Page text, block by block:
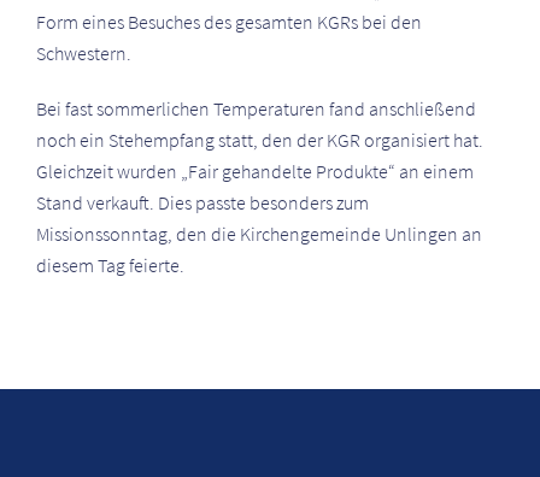
Form eines Besuches des gesamten KGRs bei den
Schwestern.
Bei fast sommerlichen Temperaturen fand anschließend
noch ein Stehempfang statt, den der KGR organisiert hat.
Gleichzeit wurden „Fair gehandelte Produkte“ an einem
Stand verkauft. Dies passte besonders zum
Missionssonntag, den die Kirchengemeinde Unlingen an
diesem Tag feierte.